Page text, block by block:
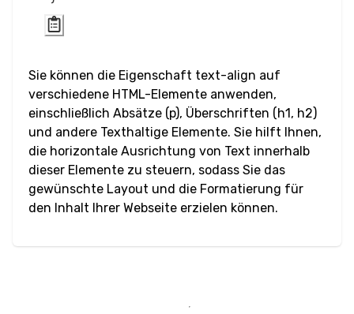
Blockzitat
Code
Hyperlink
Kursiv
Markieren
Durchgestrichen
Sie können die Eigenschaft text-align auf
verschiedene HTML-Elemente anwenden,
einschließlich Absätze (p), Überschriften (h1, h2)
und andere Texthaltige Elemente. Sie hilft Ihnen,
die horizontale Ausrichtung von Text innerhalb
dieser Elemente zu steuern, sodass Sie das
gewünschte Layout und die Formatierung für
den Inhalt Ihrer Webseite erzielen können.